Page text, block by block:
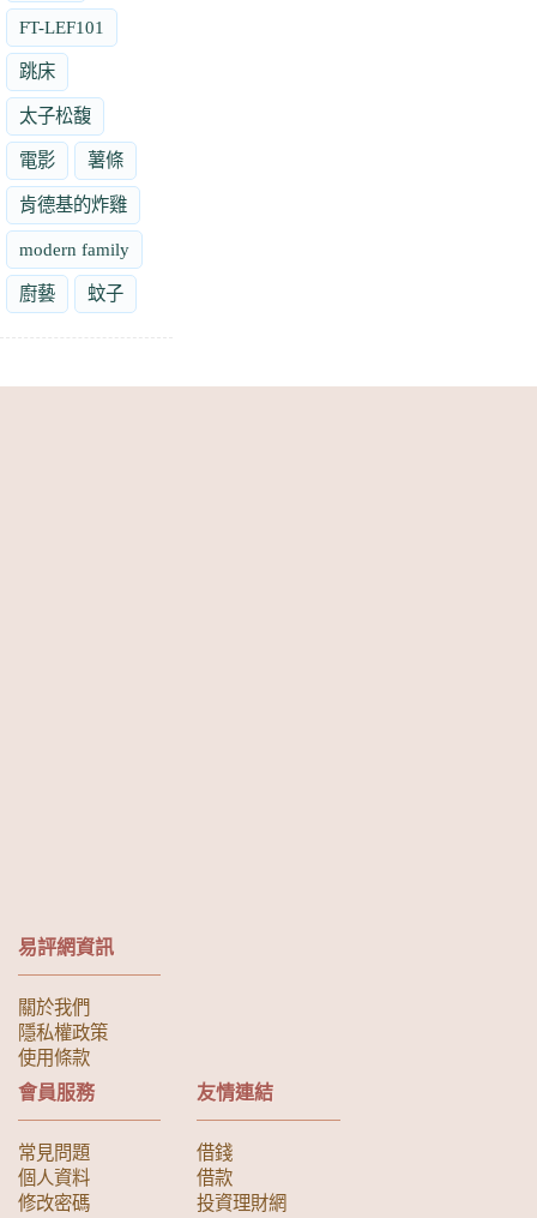
FT-LEF101
跳床
太子松馥
電影 薯條
肯德基的炸雞
modern family
廚藝 蚊子
易評網資訊
關於我們
隱私權政策
使用條款
會員服務
常見問題
個人資料
修改密碼
友情連結
借錢
借款
投資理財網